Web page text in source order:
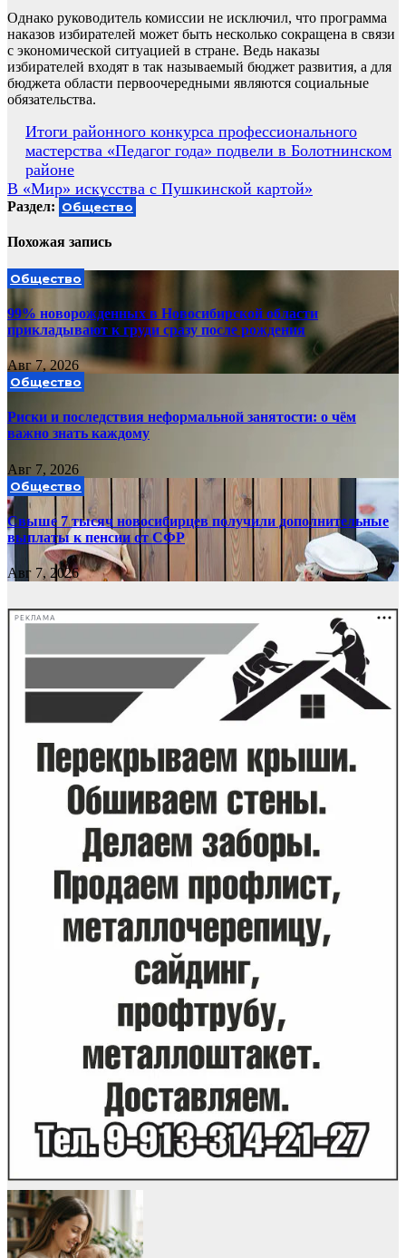
Однако руководитель комиссии не исключил, что программа
наказов избирателей может быть несколько сокращена в связи
с экономической ситуацией в стране. Ведь наказы
избирателей входят в так называемый бюджет развития, а для
бюджета области первоочередными являются социальные
обязательства.
Навигация
по
записям
Итоги районного конкурса профессионального
мастерства «Педагог года» подвели в Болотнинском
районе
В «Мир» искусства с Пушкинской картой»
Раздел: Общество
Похожая запись
Общество
99% новорожденных в Новосибирской области
прикладывают к груди сразу после рождения
Авг 7, 2026
Общество
Риски и последствия неформальной занятости: о чём
важно знать каждому
Авг 7, 2026
Общество
Свыше 7 тысяч новосибирцев получили дополнительные
выплаты к пенсии от СФР
Авг 7, 2026
РЕКЛАМА